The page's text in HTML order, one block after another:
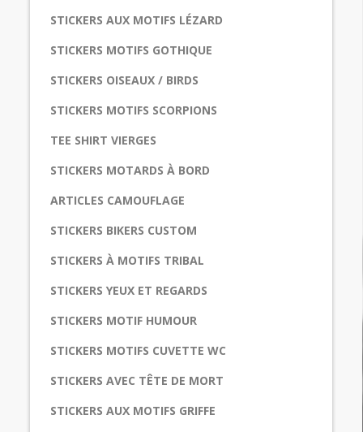
STICKERS AUX MOTIFS LÉZARD
STICKERS MOTIFS GOTHIQUE
STICKERS OISEAUX / BIRDS
STICKERS MOTIFS SCORPIONS
TEE SHIRT VIERGES
STICKERS MOTARDS À BORD
ARTICLES CAMOUFLAGE
STICKERS BIKERS CUSTOM
STICKERS À MOTIFS TRIBAL
STICKERS YEUX ET REGARDS
STICKERS MOTIF HUMOUR
STICKERS MOTIFS CUVETTE WC
STICKERS AVEC TÊTE DE MORT
STICKERS AUX MOTIFS GRIFFE